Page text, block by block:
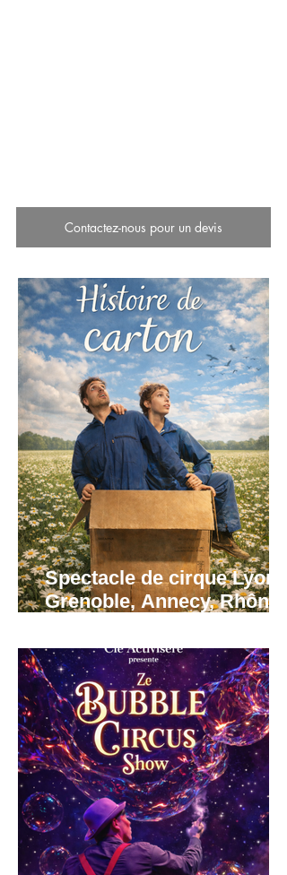
Contactez-nous pour un devis
Spectacle de cirque Lyon,
Grenoble, Annecy, Rhône